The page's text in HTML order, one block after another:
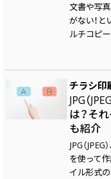
文書や写
がない！
ルチコピ
チラシ印
JPG（
は？そ
も紹介
JPG（
を使って
イル形式